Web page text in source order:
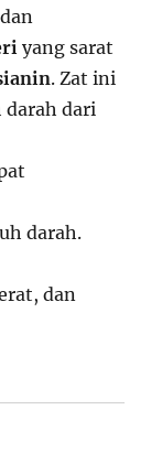
yang sarat
. Zat ini
dari
darah.
dan